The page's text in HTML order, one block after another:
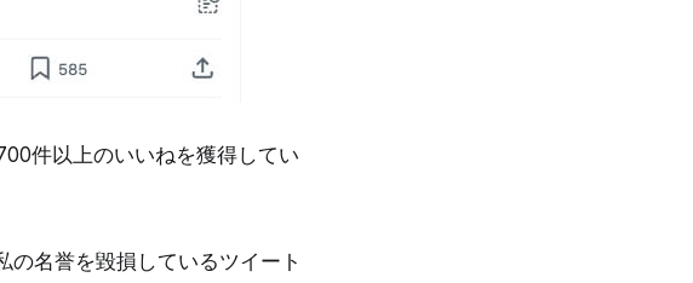
件以上のいいねを獲得してい
名誉を毀損しているツイート